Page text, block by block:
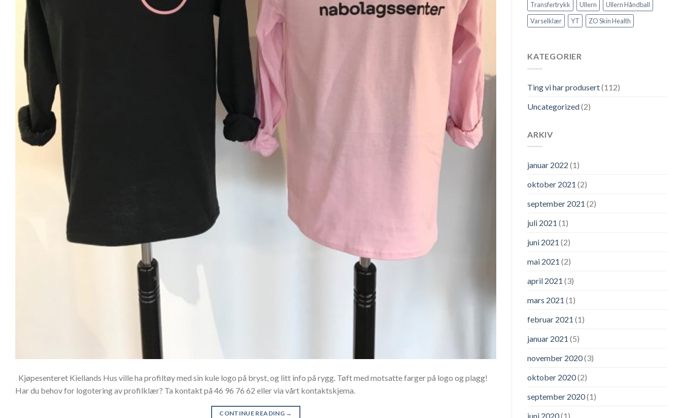
Kjøpesenteret Kiellands Hus ville ha profiltøy med sin kule logo på bryst, og litt info på rygg. Tøft med motsatte farger på logo og plagg!
Har du behov for logotering av profilklær? Ta kontakt på 46 96 76 62 eller via vårt kontaktskjema.
CONTINUE READING →
Transfertrykk Ullern
Ullern Håndball
Varselklær
YT ZO Skin Health
KATEGORIER
Ting vi har produsert(112)
Uncategorized(2)
ARKIV
januar 2022 (1)
oktober 2021 (2)
september 2021 (2)
juli 2021 (1)
juni 2021 (2)
mai 2021 (2)
april 2021 (3)
mars 2021 (1)
februar 2021 (1)
januar 2021 (5)
november 2020(3)
oktober 2020(2)
september 2020(1)
juni 2020(1)